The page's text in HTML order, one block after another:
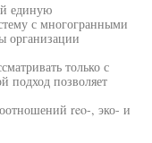
единую
с многогранными
организации
только с
подход позволяет
reo-, эко- и